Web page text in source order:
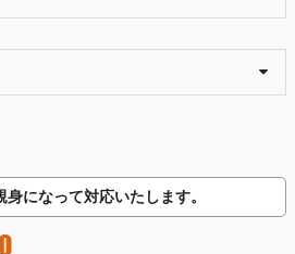
になって対応いたします。